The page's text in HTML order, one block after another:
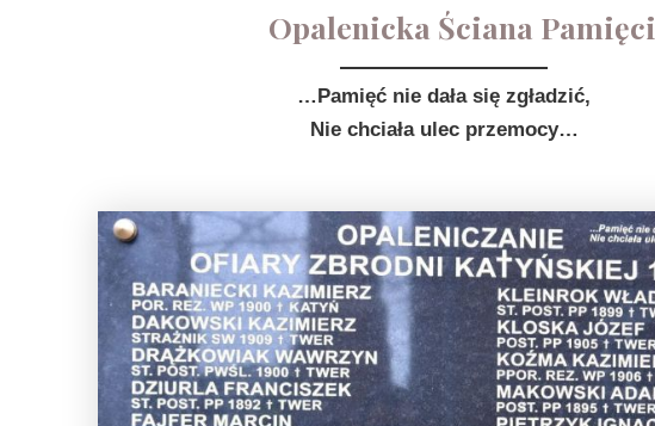
Opalenicka Ściana Pamięci
…Pamięć nie dała się zgładzić,
Nie chciała ulec przemocy…